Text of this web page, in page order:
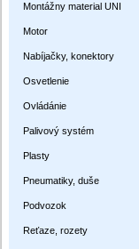
Montážny material UNI
Motor
Nabíjačky, konektory
Osvetlenie
Ovládánie
Palivový systém
Plasty
Pneumatiky, duše
Podvozok
Reťaze, rozety